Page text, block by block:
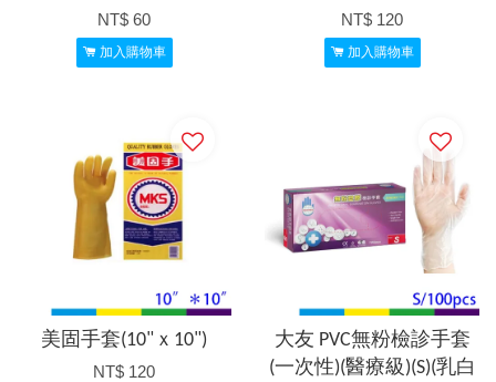
NT$ 60
加入購物車
NT$ 120
加入購物車
美固手套(10"ｘ10")
NT$ 120
大友 PVC無粉檢診手套
(一次性)(醫療級)(S)(乳白